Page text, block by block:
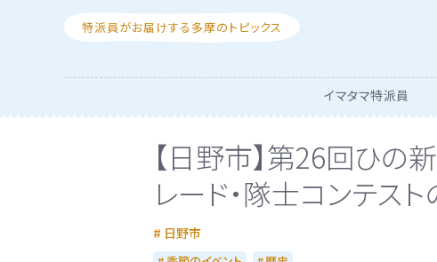
特派員がお届けする多摩のトピックス
イマタマ特派員
【日野市】第26回ひの
レード・隊士コンテス
日野市